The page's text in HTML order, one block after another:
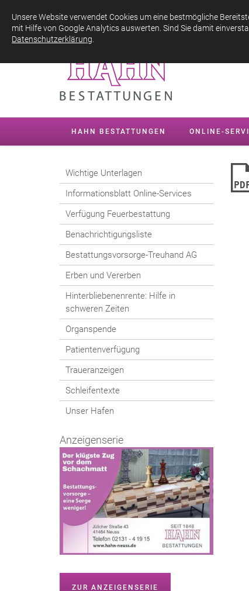
HAHN BESTATTUNGEN ONLINE-
Wichtige Unterlagen
Informationsblatt Online-Services
Verfügung Feuerbestattung
Benachrichtigungsliste
Bestattungsvorsorge-Treuhand AG
Erben und Vererben
Hinterbliebenenrente: Hilfe in
schweren Zeiten
Organspende
Patientenverfügung
Traueranzeigen
Schleifentexte
Unser Hafen
Anzeigenserie
ZUR ANZEIGENSERIE
Unsere Website verwendet Cookies um eine bestmögliche
mit Hilfe von Google Analytics auswerten. Sind Sie damit
Datenschutzerklärung